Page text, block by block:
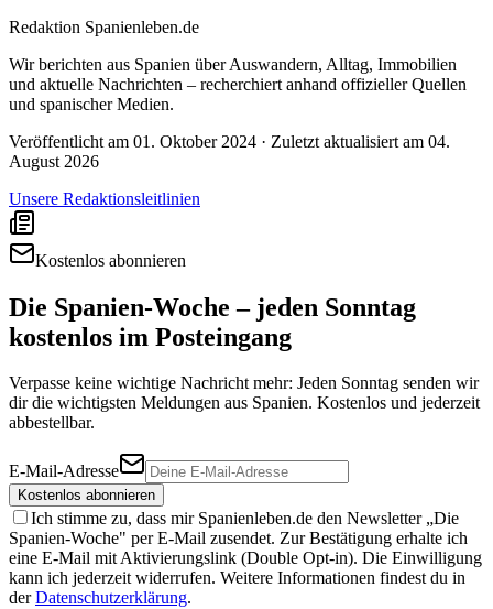
Redaktion Spanienleben.de
Wir berichten aus Spanien über Auswandern, Alltag, Immobilien
und aktuelle Nachrichten – recherchiert anhand offizieller Quellen
und spanischer Medien.
Veröffentlicht am 01. Oktober 2024 · Zuletzt aktualisiert am 04.
August 2026
Unsere Redaktionsleitlinien
Kostenlos abonnieren
Die Spanien-Woche – jeden Sonntag
kostenlos im Posteingang
Verpasse keine wichtige Nachricht mehr: Jeden Sonntag senden wir
dir die wichtigsten Meldungen aus Spanien. Kostenlos und jederzeit
abbestellbar.
E-Mail-Adresse
Kostenlos abonnieren
Ich stimme zu, dass mir Spanienleben.de den Newsletter „Die
Spanien-Woche" per E-Mail zusendet. Zur Bestätigung erhalte ich
eine E-Mail mit Aktivierungslink (Double Opt-in). Die Einwilligung
kann ich jederzeit widerrufen. Weitere Informationen findest du in
der Datenschutzerklärung.